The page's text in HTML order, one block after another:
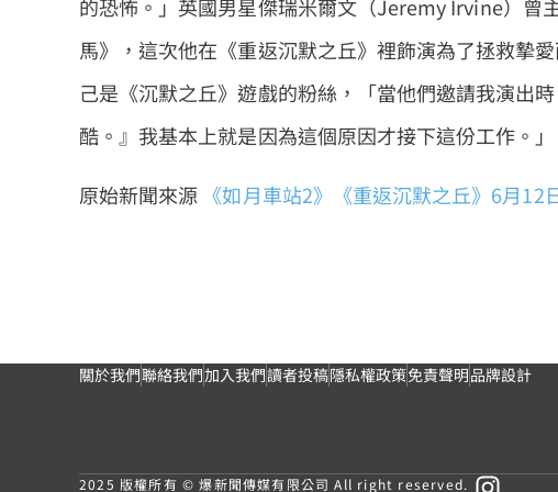
的恐怖。」英國男星傑瑞米爾文（Jeremy Irvine）曾
馬》，這次他在《重返沉默之丘》裡飾演為了拯救摯
己是《沉默之丘》遊戲的粉絲，「當他們邀請我演出
酷。』我基本上就是因為這個原因才接下這份工作。」
原始新聞來源 《如月車站2》《重返沉默之丘》6月12
關於我們聯絡我們加入我們讀者投稿隱私權政策免責聲明品牌設計
2025 版權所有 © 爆新聞傳媒有限公司 All right reserved.